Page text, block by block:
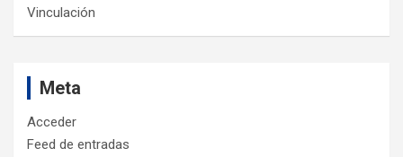
Vinculación
Meta
Acceder
Feed de entradas